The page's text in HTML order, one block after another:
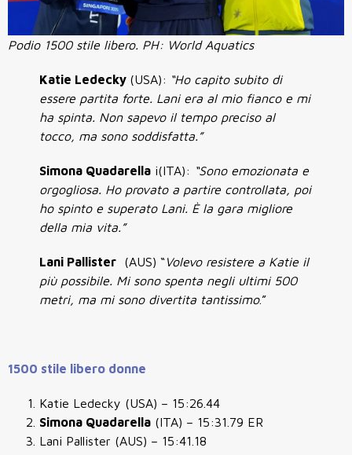
Podio 1500 stile libero. PH: World Aquatics
Katie Ledecky (USA): “Ho capito subito di
essere partita forte. Lani era al mio fianco e mi
ha spinta. Non sapevo il tempo preciso al
tocco, ma sono soddisfatta.”
Simona Quadarella i(ITA): “Sono emozionata e
orgogliosa. Ho provato a partire controllata, poi
ho spinto e superato Lani. È la gara migliore
della mia vita.”
Lani Pallister (AUS) “Volevo resistere a Katie il
più possibile. Mi sono spenta negli ultimi 500
metri, ma mi sono divertita tantissimo.”
1500 stile libero donne
Katie Ledecky (USA) – 15:26.44
Simona Quadarella (ITA) – 15:31.79 ER
Lani Pallister (AUS) – 15:41.18